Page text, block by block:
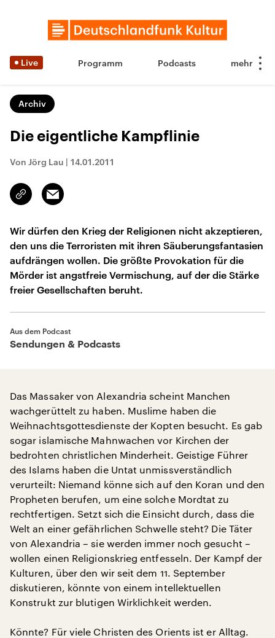
Live Programm Podcasts
Archiv
Die eigentliche Kampflinie
Von Jörg Lau | 14.01.2011
Link
kopieren/teilen
Email
Wir dürfen den Krieg der Religionen nicht akzeptieren,
den uns die Terroristen mit ihren Säuberungsfantasien
aufdrängen wollen. Die größte Provokation für die
Mörder ist angstfreie Vermischung, auf der die Stärke
freier Gesellschaften beruht.
Aus dem Podcast
Sendungen & Podcasts
Das Massaker von Alexandria scheint Manchen
wachgerüttelt zu haben. Muslime haben die
Weihnachtsgottesdienste der Kopten besucht. Es gab
sogar islamische Mahnwachen vor Kirchen der
bedrohten christlichen Minderheit. Geistige Führer
des Islams haben die Untat unmissverständlich
verurteilt: Niemand könne sich auf den Koran und den
Propheten berufen, um eine solche Mordtat zu
rechtfertigen. Setzt sich die Einsicht durch, dass die
Welt an einer gefährlichen Schwelle steht? Die Täter
von Alexandria – sie werden immer noch gesucht –
wollen einen Religionskrieg entfesseln. Der Kampf der
Kulturen, über den wir seit dem 11. September
diskutieren, könnte von einem intellektuellen
Konstrukt zur blutigen Wirklichkeit werden.
Könnte? Für viele Christen des Orients ist er Alltag.